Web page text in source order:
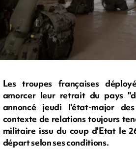
Les troupes françaises
amorcer leur retrait du pays
annoncé jeudi l'état-major
contexte de relations toujours
militaire issu du coup d'Etat le
départ selon ses conditions.